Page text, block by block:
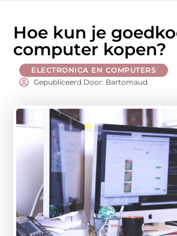
Hoe kun je
computer kopen?
ELECTRONICA EN COMPUTERS
Gepubliceerd Door: Bartomaud